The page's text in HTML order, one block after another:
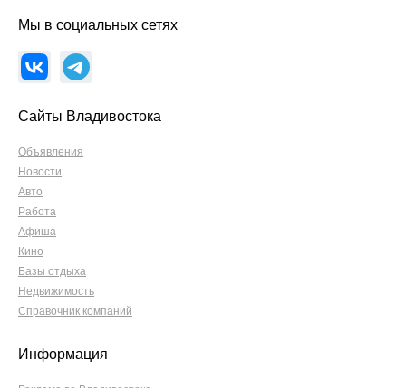
Мы в социальных сетях
Сайты Владивостока
Объявления
Новости
Авто
Работа
Афиша
Кино
Базы отдыха
Недвижимость
Справочник компаний
Информация